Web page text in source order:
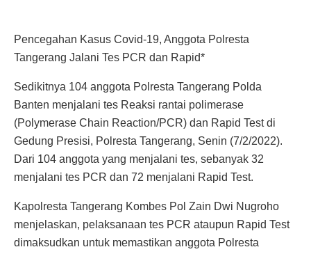
Pencegahan Kasus Covid-19, Anggota Polresta
Tangerang Jalani Tes PCR dan Rapid*
Sedikitnya 104 anggota Polresta Tangerang Polda
Banten menjalani tes Reaksi rantai polimerase
(Polymerase Chain Reaction/PCR) dan Rapid Test di
Gedung Presisi, Polresta Tangerang, Senin (7/2/2022).
Dari 104 anggota yang menjalani tes, sebanyak 32
menjalani tes PCR dan 72 menjalani Rapid Test.
Kapolresta Tangerang Kombes Pol Zain Dwi Nugroho
menjelaskan, pelaksanaan tes PCR ataupun Rapid Test
dimaksudkan untuk memastikan anggota Polresta